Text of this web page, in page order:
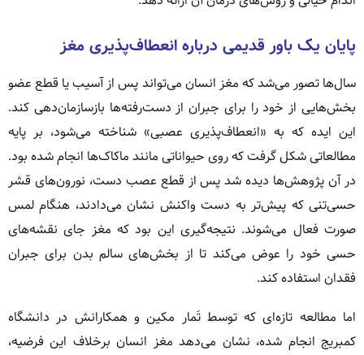
پایان یک باور قدیمی درباره انعطاف‌پذیری مغز
سال‌ها تصور می‌شد که مغز انسان می‌تواند پس از آسیب یا قطع عضو
بخش‌هایی از خود را برای جبران از دست‌رفته‌ها بازسازمان‌دهی کند.
این ایده که به «انعطاف‌پذیری عصبی» شناخته می‌شود، بر پایه
مطالعاتی شکل گرفت که روی حیواناتی مانند ماکاک‌ها انجام شده بود.
در آن پژوهش‌ها دیده شد پس از قطع عصب دست، نورون‌های قشر
حسی‌تنی که پیش‌تر به دست واکنش نشان می‌دادند، هنگام لمس
صورت فعال می‌شوند. نتیجه‌گیری این بود که مغز جای نقشه‌های
حسی خود را عوض می‌کند تا از بخش‌های سالم بدن برای جبران
فقدان استفاده کند.
اما مطالعه تازه‌ای که توسط تَمار مکین و همکارانش در دانشگاه
کمبریج انجام شده، نشان می‌دهد مغز انسان برخلاف این فرضیه،